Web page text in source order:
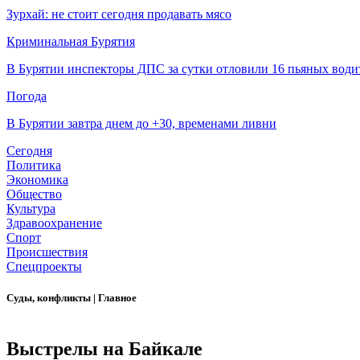
Зурхай: не стоит сегодня продавать мясо
Криминальная Бурятия
В Бурятии инспекторы ДПС за сутки отловили 16 пьяных
Погода
В Бурятии завтра днем до +30, временами ливни
Сегодня
Политика
Экономика
Общество
Культура
Здравоохранение
Спорт
Происшествия
Спецпроекты
Суды, конфликты | Главное
Выстрелы на Байкале